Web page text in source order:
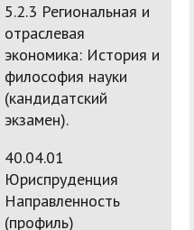
5.2.3 Региональная и
отраслевая
экономика: История и
философия науки
(кандидатский
экзамен).
40.04.01
Юриспруденция
Направленность
(профиль)